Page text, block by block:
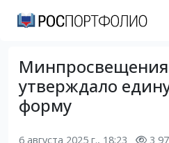
утверждало
форму
6 августа 2025 г., 18:23 3